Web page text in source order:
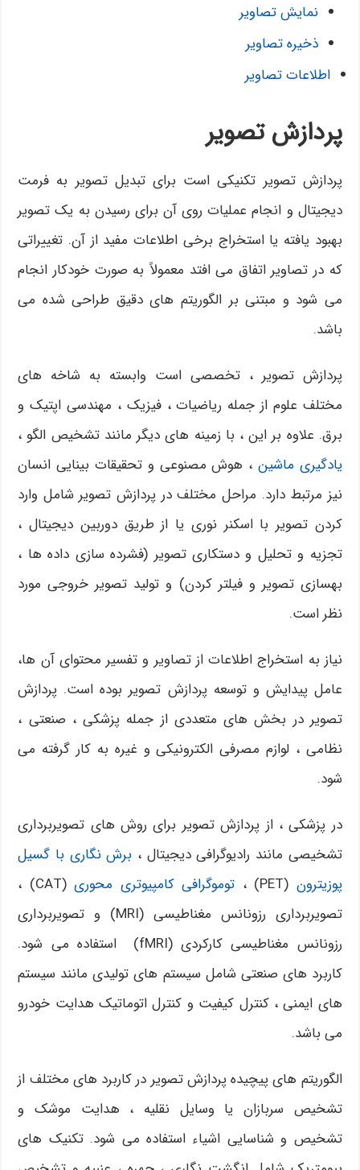
نمایش تصاویر
ذخیره تصاویر
اطلاعات تصاویر
پردازش تصویر
پردازش تصویر تکنیکی است برای تبدیل تصویر به فرمت
دیجیتال و انجام عملیات روی آن برای رسیدن به یک تصویر
بهبود یافته یا استخراج برخی اطلاعات مفید از آن. تغییراتی
که در تصاویر اتفاق می افتد معمولاً به صورت خودکار انجام
می شود و مبتنی بر الگوریتم های دقیق طراحی شده می
باشد.
پردازش تصویر ، تخصصی است وابسته به شاخه های
مختلف علوم از جمله ریاضیات ، فیزیک ، مهندسی اپتیک و
برق. علاوه بر این ، با زمینه های دیگر مانند تشخیص الگو ،
یادگیری ماشین ، هوش مصنوعی و تحقیقات بینایی انسان
نیز مرتبط دارد. مراحل مختلف در پردازش تصویر شامل وارد
کردن تصویر با اسکنر نوری یا از طریق دوربین دیجیتال ،
تجزیه و تحلیل و دستکاری تصویر (فشرده سازی داده ها ،
بهسازی تصویر و فیلتر کردن) و تولید تصویر خروجی مورد
نظر است.
نیاز به استخراج اطلاعات از تصاویر و تفسیر محتوای آن ها،
عامل پیدایش و توسعه پردازش تصویر بوده است. پردازش
تصویر در بخش های متعددی از جمله پزشکی ، صنعتی ،
نظامی ، لوازم مصرفی الکترونیکی و غیره به کار گرفته می
شود.
در پزشکی ، از پردازش تصویر برای روش های تصویربرداری
تشخیصی مانند رادیوگرافی دیجیتال ، برش نگاری با گسیل
پوزیترون (PET) ، توموگرافی کامپیوتری محوری
(CAT) ،
تصویربرداری رزونانس مغناطیسی (MRI) و تصویربرداری
رزونانس مغناطیسی کارکردی (fMRI) استفاده می شود.
کاربرد های صنعتی شامل سیستم های تولیدی مانند سیستم
های ایمنی ، کنترل کیفیت و کنترل اتوماتیک هدایت خودرو
می باشد.
الگوریتم های پیچیده پردازش تصویر در کاربرد های مختلف از
تشخیص سربازان یا وسایل نقلیه ، هدایت موشک و
تشخیص و شناسایی اشیاء استفاده می شود. تکنیک های